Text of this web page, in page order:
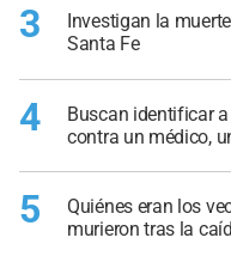
3
Investigan la
Santa Fe
4
Buscan identificar
contra un médico,
5
Quiénes eran los
murieron tras la